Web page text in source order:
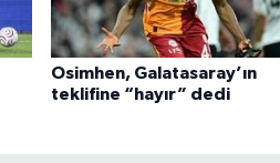
Osimhen, Galatasaray’ın
teklifine “hayır” dedi